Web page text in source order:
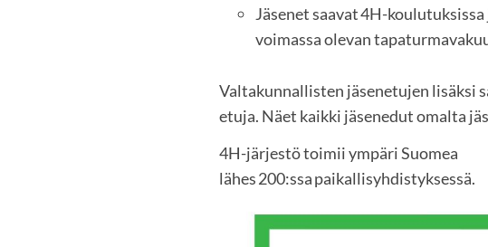
Jäsenet saavat 4H-
voimassa olevan
Valtakunnallisten jäsenetujen lisäksi
etuja. Näet kaikki jäsenedut omalta
4H-järjestö toimii ympäri Suomea
lähes 200:ssa paikallisyhdistyksessä.